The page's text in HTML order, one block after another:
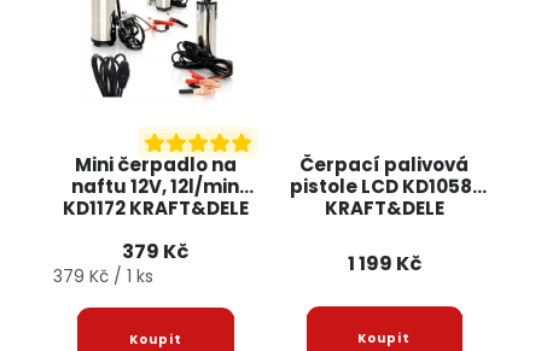
Mini čerpadlo na
naftu 12V, 12l/min
KD1172 KRAFT&DELE
379 Kč
Měrná cena:
379 Kč / 1 ks
Čerpací palivová
pistole LCD KD10581
KRAFT&DELE
1 199 Kč